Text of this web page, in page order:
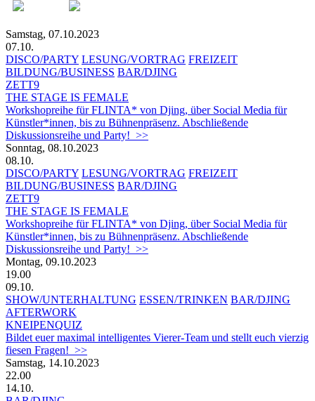
Samstag, 07.10.2023
07.10.
DISCO/PARTY LESUNG/VORTRAG FREIZEIT
BILDUNG/BUSINESS BAR/DJING
ZETT9
THE STAGE IS FEMALE
Workshopreihe für FLINTA* von Djing, über Social Media für
Künstler*innen, bis zu Bühnenpräsenz. Abschließende
Diskussionsreihe und Party! >>
Sonntag, 08.10.2023
08.10.
DISCO/PARTY LESUNG/VORTRAG FREIZEIT
BILDUNG/BUSINESS BAR/DJING
ZETT9
THE STAGE IS FEMALE
Workshopreihe für FLINTA* von Djing, über Social Media für
Künstler*innen, bis zu Bühnenpräsenz. Abschließende
Diskussionsreihe und Party! >>
Montag, 09.10.2023
19.00
09.10.
SHOW/UNTERHALTUNG ESSEN/TRINKEN BAR/DJING
AFTERWORK
KNEIPENQUIZ
Bildet euer maximal intelligentes Vierer-Team und stellt euch vierzig
fiesen Fragen! >>
Samstag, 14.10.2023
22.00
14.10.